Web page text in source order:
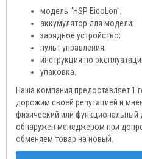
модель "HSP EidoLon";
аккумулятор для модели;
зарядное устройство;
пульт управления;
инструкция по
упаковка.
Наша компания предоставляет 1
дорожим своей репутацией и
физический или функциональный
обнаружен менеджером при
обменяем товар на новый.